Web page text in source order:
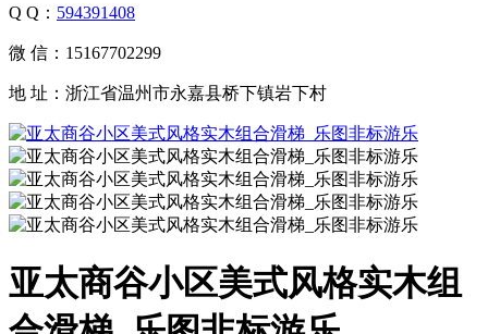
Q Q： 594391408
微 信：15167702299
地 址：浙江省温州市永嘉县桥下镇岩下村
亚太商谷小区美式风格实木组